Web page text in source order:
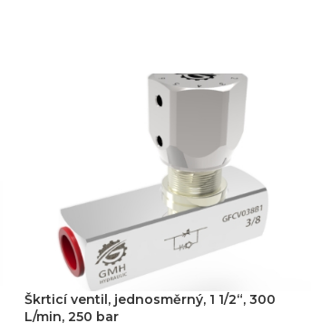
Škrticí ventil, jednosměrný, 1 1/2“, 300
L/min, 250 bar